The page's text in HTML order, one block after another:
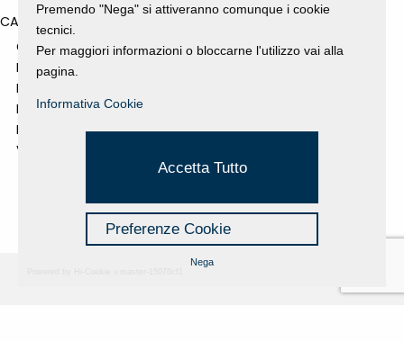
CATEGORIES
GALLERY
MOSTRE E EVENTI
NEWS
PROGETTI SOSTENUTI
RASSEGNA STAMPA
VIDEO
Premendo "Nega" si attiveranno comunque i cookie
tecnici.
Per maggiori informazioni o bloccarne l'utilizzo vai alla
pagina.
Informativa Cookie
Accetta Tutto
Preferenze Cookie
Nega